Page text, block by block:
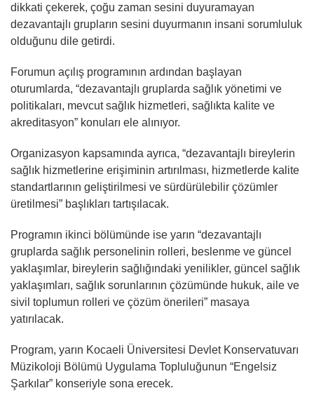
dikkati çekerek, çoğu zaman sesini duyuramayan
dezavantajlı grupların sesini duyurmanın insani sorumluluk
olduğunu dile getirdi.
Forumun açılış programının ardından başlayan
oturumlarda, “dezavantajlı gruplarda sağlık yönetimi ve
politikaları, mevcut sağlık hizmetleri, sağlıkta kalite ve
akreditasyon” konuları ele alınıyor.
Organizasyon kapsamında ayrıca, “dezavantajlı bireylerin
sağlık hizmetlerine erişiminin artırılması, hizmetlerde kalite
standartlarının geliştirilmesi ve sürdürülebilir çözümler
üretilmesi” başlıkları tartışılacak.
Programın ikinci bölümünde ise yarın “dezavantajlı
gruplarda sağlık personelinin rolleri, beslenme ve güncel
yaklaşımlar, bireylerin sağlığındaki yenilikler, güncel sağlık
yaklaşımları, sağlık sorunlarının çözümünde hukuk, aile ve
sivil toplumun rolleri ve çözüm önerileri” masaya
yatırılacak.
Program, yarın Kocaeli Üniversitesi Devlet Konservatuvarı
Müzikoloji Bölümü Uygulama Topluluğunun “Engelsiz
Şarkılar” konseriyle sona erecek.